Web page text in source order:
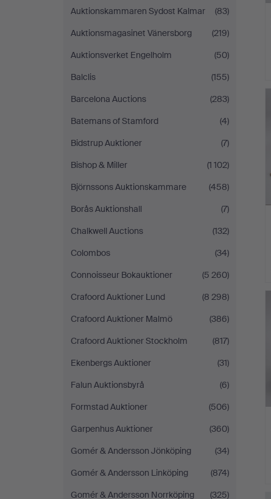
Auktionskammaren Sydost Kalmar
(83)
Auktionsmagasinet Vänersborg
(219)
Auktionsverket Engelholm
(50)
Balclis
(155)
Barcelona Auctions
(283)
Batemans of Stamford
(4)
Bidstrup Auktioner
(7)
Bishop & Miller
(1 102)
Björnssons Auktionskammare
(458)
Borås Auktionshall
(7)
Chalkwell Auctions
(132)
Colombos
(34)
Connoisseur Bokauktioner
(5 260)
Crafoord Auktioner Lund
(8 298)
Crafoord Auktioner Malmö
(386)
Crafoord Auktioner Stockholm
(817)
Ekenbergs Auktioner
(31)
Falun Auktionsbyrå
(6)
Formstad Auktioner
(506)
Garpenhus Auktioner
(360)
Gomér & Andersson Jönköping
(34)
Gomér & Andersson Linköping
(874)
Gomér & Andersson Norrköping
(325)